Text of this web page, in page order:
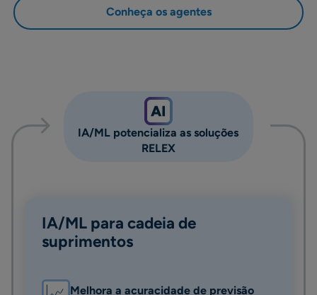
Conheça os agentes
IA/ML potencializa as soluções
RELEX
IA/ML para cadeia de
suprimentos
Melhora a acuracidade de previsão